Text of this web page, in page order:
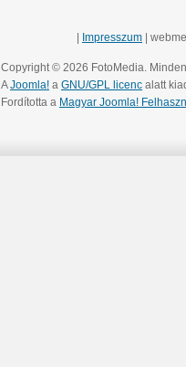
Impresszum |
Copyright © 2026 FotoMedia.
AJoomla! a GNU/GPL licenc alatt
Fordította a Magyar Joomla!